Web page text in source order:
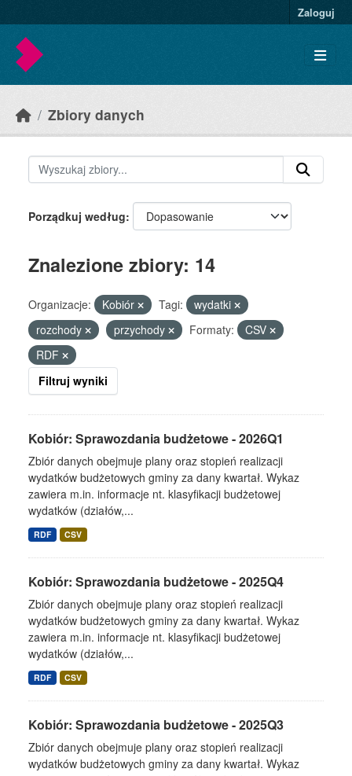
Zaloguj
Zbiory danych
Porządkuj według
Znalezione zbiory: 14
Organizacje: Kobiór Tagi:
wydatki
rozchody
przychody Formaty:
CSV
RDF
Filtruj wyniki
Kobiór: Sprawozdania budżetowe - 2026Q1
Zbiór danych obejmuje plany oraz stopień realizacji
wydatków budżetowych gminy za dany kwartał. Wykaz
zawiera m.in. informacje nt. klasyfikacji budżetowej
wydatków (działów,...
RDF CSV
Kobiór: Sprawozdania budżetowe - 2025Q4
Zbiór danych obejmuje plany oraz stopień realizacji
wydatków budżetowych gminy za dany kwartał. Wykaz
zawiera m.in. informacje nt. klasyfikacji budżetowej
wydatków (działów,...
RDF CSV
Kobiór: Sprawozdania budżetowe - 2025Q3
Zbiór danych obejmuje plany oraz stopień realizacji
wydatków budżetowych gminy za dany kwartał. Wykaz